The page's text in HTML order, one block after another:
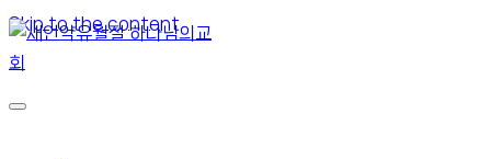
Skip to the content